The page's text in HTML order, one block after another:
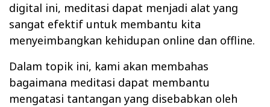
digital ini, meditasi dapat menjadi alat yang
sangat efektif untuk membantu kita
menyeimbangkan kehidupan online dan offline.
Dalam topik ini, kami akan membahas
bagaimana meditasi dapat membantu
mengatasi tantangan yang disebabkan oleh